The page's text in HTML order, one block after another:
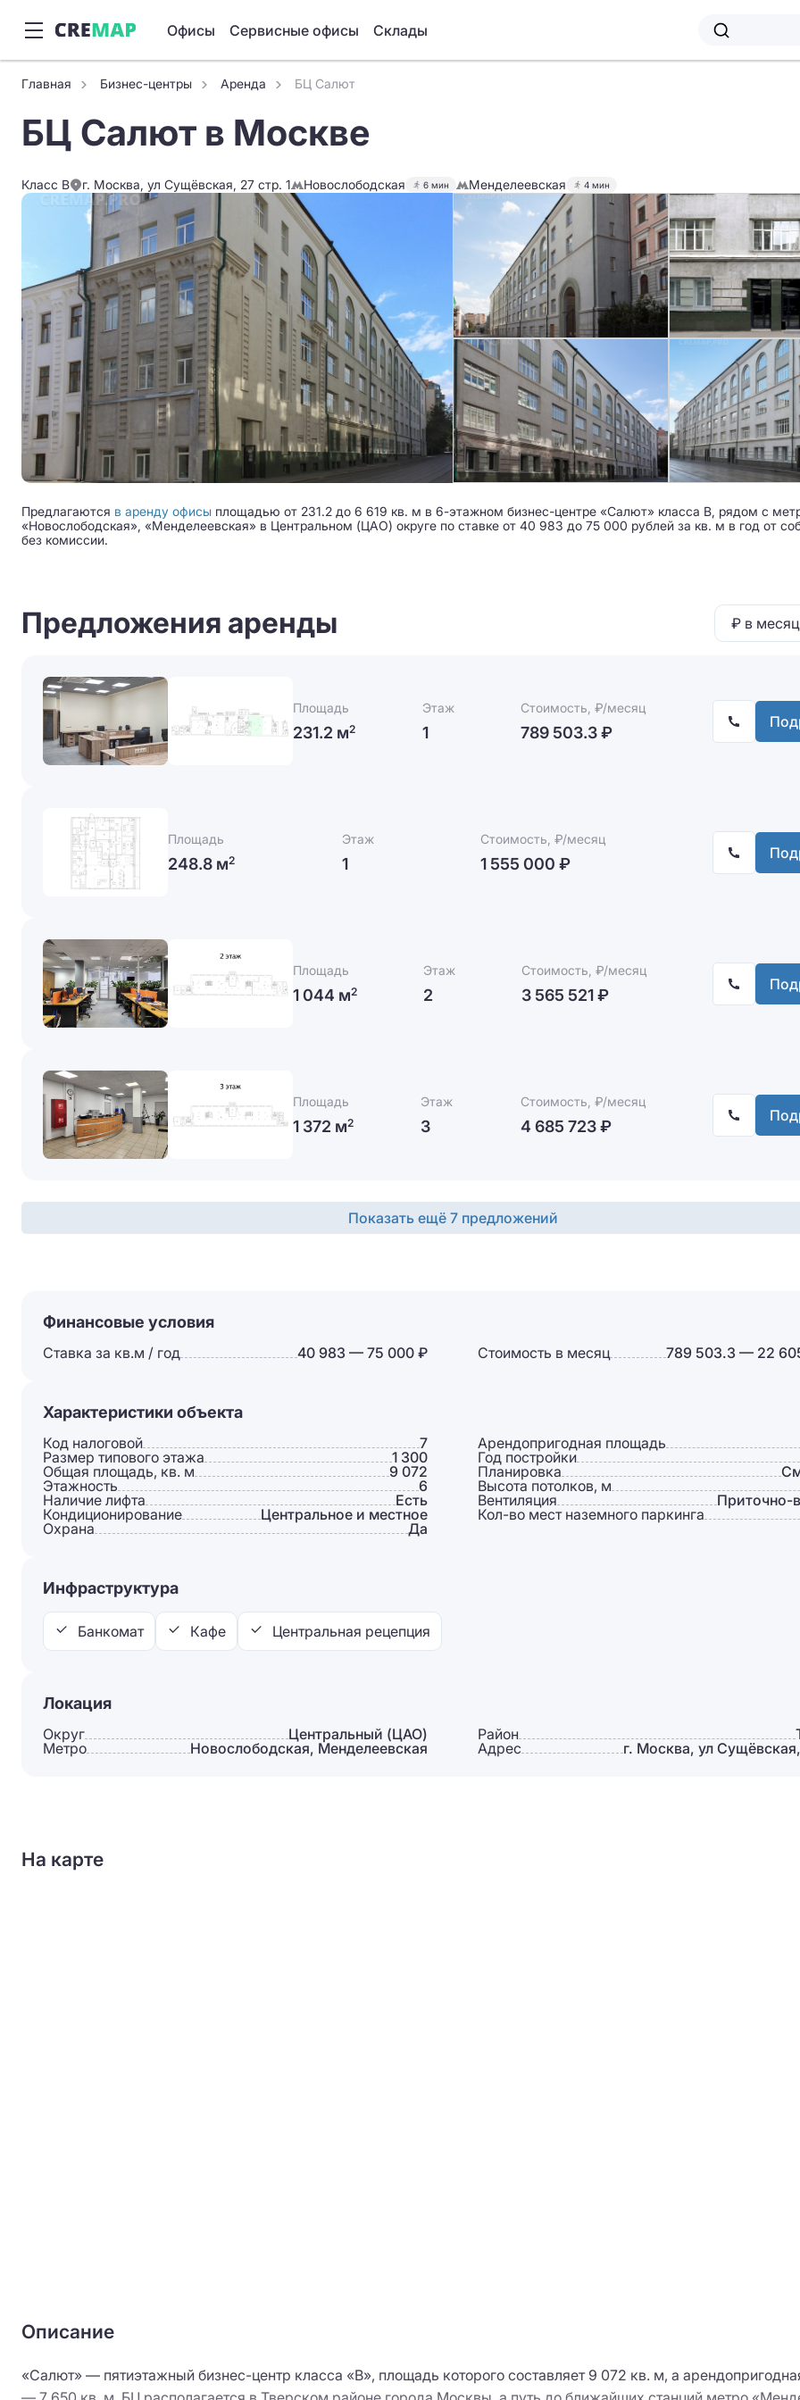
Офисы Сервисные офисы Склады
Главная Бизнес-центры Аренда БЦ Салют
БЦ Салют в Москве
Класс B г. Москва, ул Сущёвская, 27 стр. 1 Новослободская 6 мин Менделеевская 4 мин
Предлагаются в аренду офисы площадью от 231.2 до 6 619 кв. м в 6-этажном бизнес-центре «Салют» класса B, рядом с
«Новослободская», «Менделеевская» в Центральном (ЦАО) округе по ставке от 40 983 до 75 000 рублей за кв. м в год от
без комиссии.
Предложения аренды ₽ в месяц
Площадь
231.2 м2
Этаж
1
Стоимость, ₽/месяц
789 503.3 ₽
Площадь
248.8 м2
Этаж
1
Стоимость, ₽/месяц
1 555 000 ₽
Площадь
1 044 м2
Этаж
2
Стоимость, ₽/месяц
3 565 521 ₽
Площадь
1 372 м2
Этаж
3
Стоимость, ₽/месяц
4 685 723 ₽
Показать ещё 7 предложений
Финансовые условия
Ставка за кв.м / год 40 983 — 75 000 ₽ Стоимость в месяц 789 503.3 — 22
Характеристики объекта
Код налоговой 7 Арендопригодная площадь
Размер типового этажа
1 300 Год постройки
Общая площадь, кв. м
9 072 Планировка
Этажность
6 Высота потолков, м
Наличие лифта
Есть Вентиляция
Приточно-
Кондиционирование
Центральное и местное Кол-во мест наземного паркинга
Охрана
Да
Инфраструктура
Банкомат Кафе Центральная рецепция
Локация
Округ Центральный (ЦАО) Район
Метро
Новослободская, Менделеевская Адрес г. Москва, ул
На карте
Описание
«Салют» — пятиэтажный бизнес-центр класса «B», площадь которого составляет 9 072 кв. м, а